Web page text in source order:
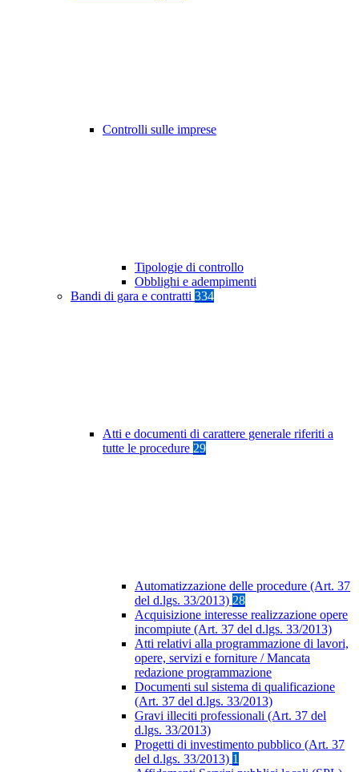
Controlli sulle imprese
Tipologie di controllo
Obblighi e adempimenti
Bandi di gara e contratti 334
Atti e documenti di carattere generale riferiti a
tutte le procedure 29
Automatizzazione delle procedure (Art. 37
del d.lgs. 33/2013) 28
Acquisizione interesse realizzazione opere
incompiute (Art. 37 del d.lgs. 33/2013)
Atti relativi alla programmazione di lavori,
opere, servizi e forniture / Mancata
redazione programmazione
Documenti sul sistema di qualificazione
(Art. 37 del d.lgs. 33/2013)
Gravi illeciti professionali (Art. 37 del
d.lgs. 33/2013)
Progetti di investimento pubblico (Art. 37
del d.lgs. 33/2013) 1